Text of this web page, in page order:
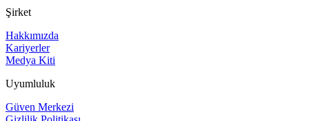
Şirket
Hakkımızda
Kariyerler
Medya Kiti
Uyumluluk
Güven Merkezi